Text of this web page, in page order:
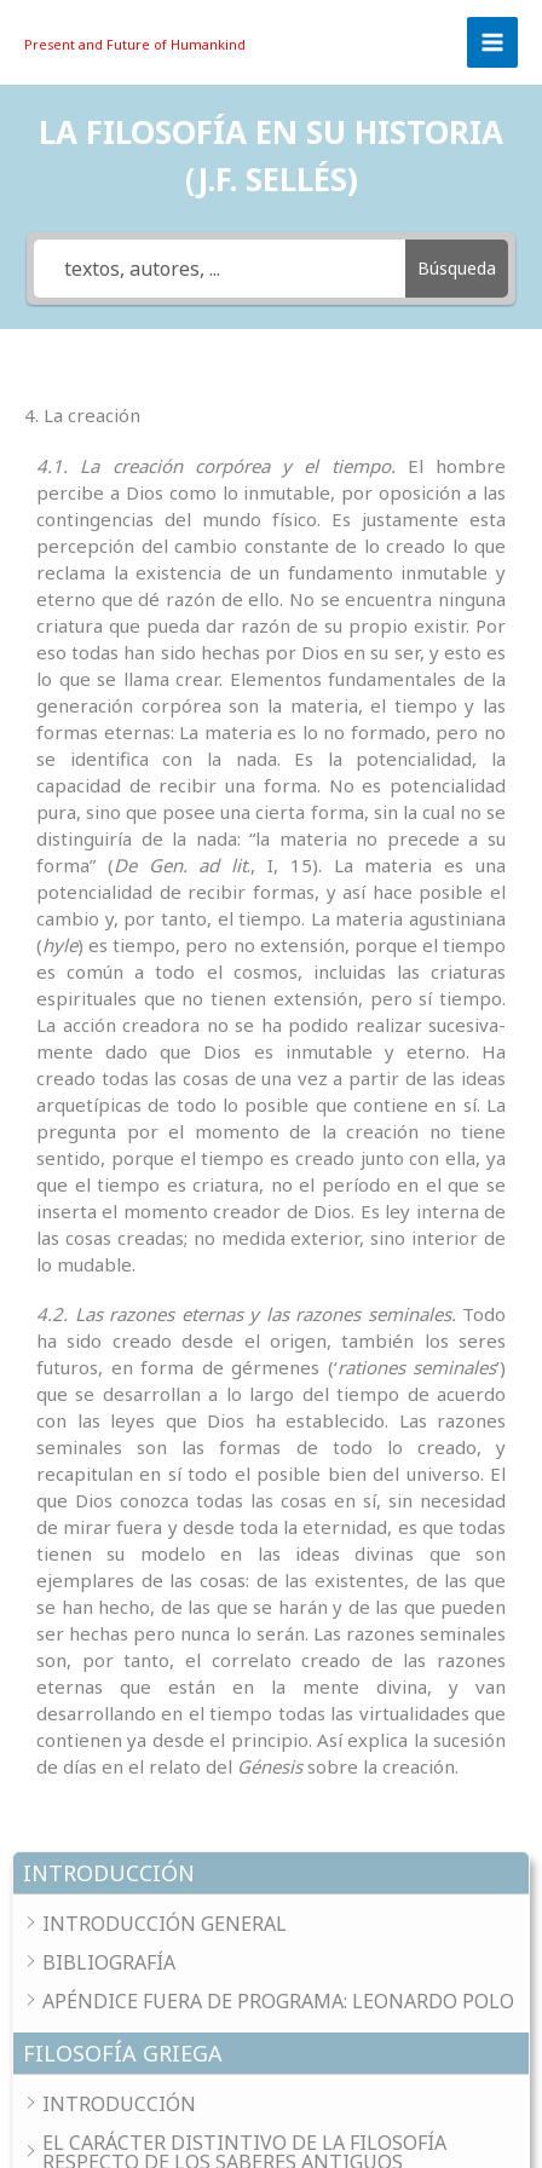
Present and Future of Humankind
LA FILOSOFÍA EN SU HISTORIA
(J.F. SELLÉS)
Búsqueda
INTRODUCCIÓN
INTRODUCCIÓN GENERAL
BIBLIOGRAFÍA
APÉNDICE FUERA DE PROGRAMA: LEONARDO POLO
FILOSOFÍA GRIEGA
INTRODUCCIÓN
EL CARÁCTER DISTINTIVO DE LA FILOSOFÍA
RESPECTO DE LOS SABERES ANTIGUOS
4. La creación
4.1. La creación corpórea y el tiempo. El hombre
percibe a Dios como lo inmutable, por oposi­ción a las
contingencias del mundo físico. Es justamente esta
percepción del cambio constante de lo creado lo que
reclama la existencia de un fundamento inmutable y
eterno que dé razón de ello. No se encuentra ninguna
criatura que pueda dar razón de su propio existir. Por
eso todas han sido hechas por Dios en su ser, y esto es
lo que se llama crear. Elementos fundamentales de la
generación corpórea son la materia, el tiempo y las
formas eternas: La materia es lo no formado, pero no
se identifica con la nada. Es la potencialidad, la
capacidad de recibir una forma. No es potencialidad
pura, sino que posee una cierta forma, sin la cual no se
distinguiría de la nada: “la materia no precede a su
forma” (De Gen. ad lit., I, 15). La materia es una
potencialidad de recibir formas, y así hace posible el
cambio y, por tanto, el tiempo. La materia agustiniana
(hyle) es tiempo, pero no extensión, porque el tiempo
es común a todo el cosmos, incluidas las criaturas
espirituales que no tienen extensión, pero sí tiempo.
La acción creadora no se ha podido realizar sucesiva­
mente dado que Dios es inmutable y eterno. Ha
creado todas las cosas de una vez a partir de las ideas
arquetípicas de todo lo posible que contiene en sí. La
pre­gunta por el momento de la creación no tiene
sentido, por­que el tiempo es creado junto con ella, ya
que el tiempo es criatura, no el período en el que se
inserta el momento creador de Dios. Es ley interna de
las cosas creadas; no medida exterior, sino interior de
lo mudable.
4.2. Las razones eternas y las razones seminales. Todo
ha sido creado desde el origen, también los seres
futuros, en forma de gérmenes (‘rationes seminales’)
que se desarrollan a lo largo del tiempo de acuerdo
con las leyes que Dios ha establecido. Las razones
seminales son las formas de todo lo creado, y
recapitulan en sí todo el posible bien del universo. El
que Dios conozca todas las cosas en sí, sin necesidad
de mirar fuera y desde toda la eternidad, es que todas
tienen su modelo en las ideas divinas que son
ejemplares de las cosas: de las existentes, de las que
se han hecho, de las que se harán y de las que pueden
ser hechas pero nunca lo serán. Las razones seminales
son, por tanto, el correlato creado de las razones
eternas que están en la mente divina, y van
desarrollando en el tiempo todas las virtuali­dades que
contienen ya desde el principio. Así explica la sucesión
de días en el relato del Génesissobre la creación.